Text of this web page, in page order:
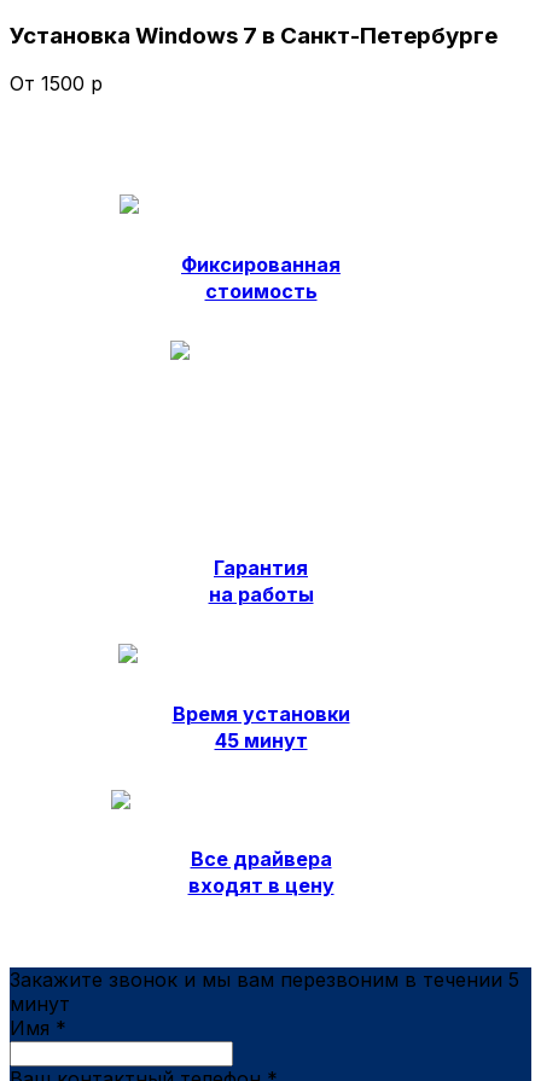
Установка Windows 7 в Санкт-Петербурге
От 1500 р
Фиксированная
стоимость
Гарантия
на работы
Время установки
45 минут
Все драйвера
входят в цену
Закажите звонок и мы вам перезвоним в течении 5
минут
Имя *